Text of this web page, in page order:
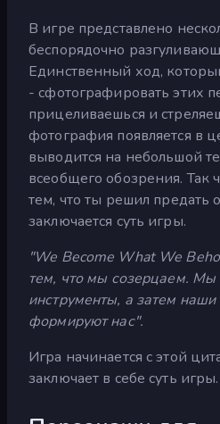
В игре представлено
беспорядочно
Единственный ход,
- сфотографировать этих
прицеливаешься и
фотография появляется в
выводится на небольшой
всеобщего обозрения. Так
тем, что ты решил предать
заключается суть игры.
"We Become What We
тем, что мы созерцаем.
инструменты, а затем
формируют нас".
Игра начинается с этой
заключает в себе суть игры.